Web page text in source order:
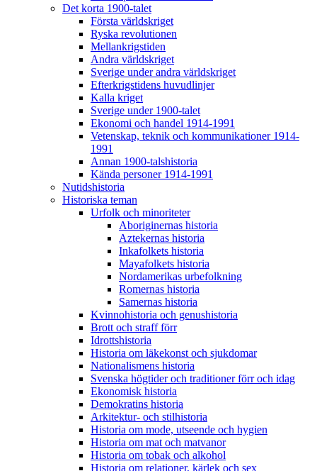
Det korta 1900-talet
Första världskriget
Ryska revolutionen
Mellankrigstiden
Andra världskriget
Sverige under andra världskriget
Efterkrigstidens huvudlinjer
Kalla kriget
Sverige under 1900-talet
Ekonomi och handel 1914-1991
Vetenskap, teknik och kommunikationer 1914-
1991
Annan 1900-talshistoria
Kända personer 1914-1991
Nutidshistoria
Historiska teman
Urfolk och minoriteter
Aboriginernas historia
Aztekernas historia
Inkafolkets historia
Mayafolkets historia
Nordamerikas urbefolkning
Romernas historia
Samernas historia
Kvinnohistoria och genushistoria
Brott och straff förr
Idrottshistoria
Historia om läkekonst och sjukdomar
Nationalismens historia
Svenska högtider och traditioner förr och idag
Ekonomisk historia
Demokratins historia
Arkitektur- och stilhistoria
Historia om mode, utseende och hygien
Historia om mat och matvanor
Historia om tobak och alkohol
Historia om relationer, kärlek och sex